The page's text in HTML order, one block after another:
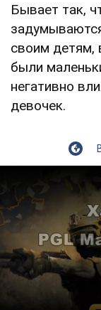
Бывает так,
своим детям,
были
негативно
девочек.